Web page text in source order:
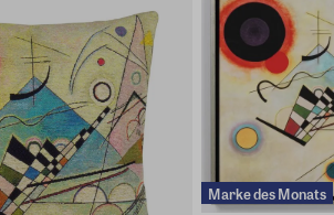
Marke des Monats